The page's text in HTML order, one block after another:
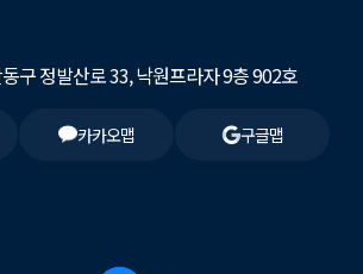
구 정발산로 33, 낙원프라자 9층 902호
카카오맵 구글맵